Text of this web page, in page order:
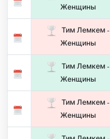
Женщины
Тим Лемкем -
Женщины
Тим Лемкем -
Женщины
Тим Лемкем -
Женщины